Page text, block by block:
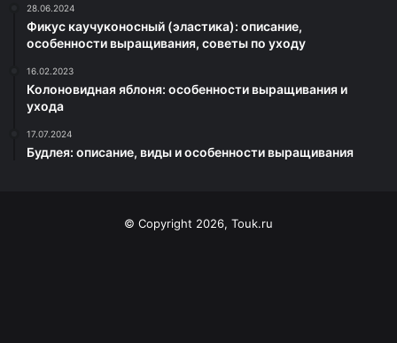
28.06.2024
Фикус каучуконосный (эластика): описание,
особенности выращивания, советы по уходу
16.02.2023
Колоновидная яблоня: особенности выращивания и
ухода
17.07.2024
Будлея: описание, виды и особенности выращивания
© Copyright 2026, Touk.ru